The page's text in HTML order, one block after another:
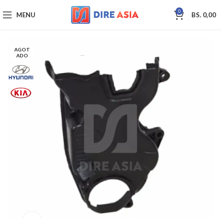
MENU 0 BS. 0,00
AGOT
ADO